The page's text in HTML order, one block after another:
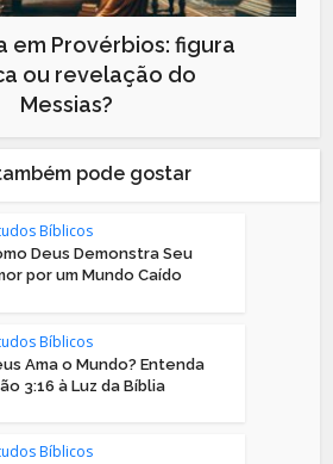
em Provérbios: figura
ou revelação do
Messias?
pode gostar
Bíblicos
Deus Demonstra Seu
por um Mundo Caído
Bíblicos
Ama o Mundo? Entenda
3:16 à Luz da Bíblia
Bíblicos